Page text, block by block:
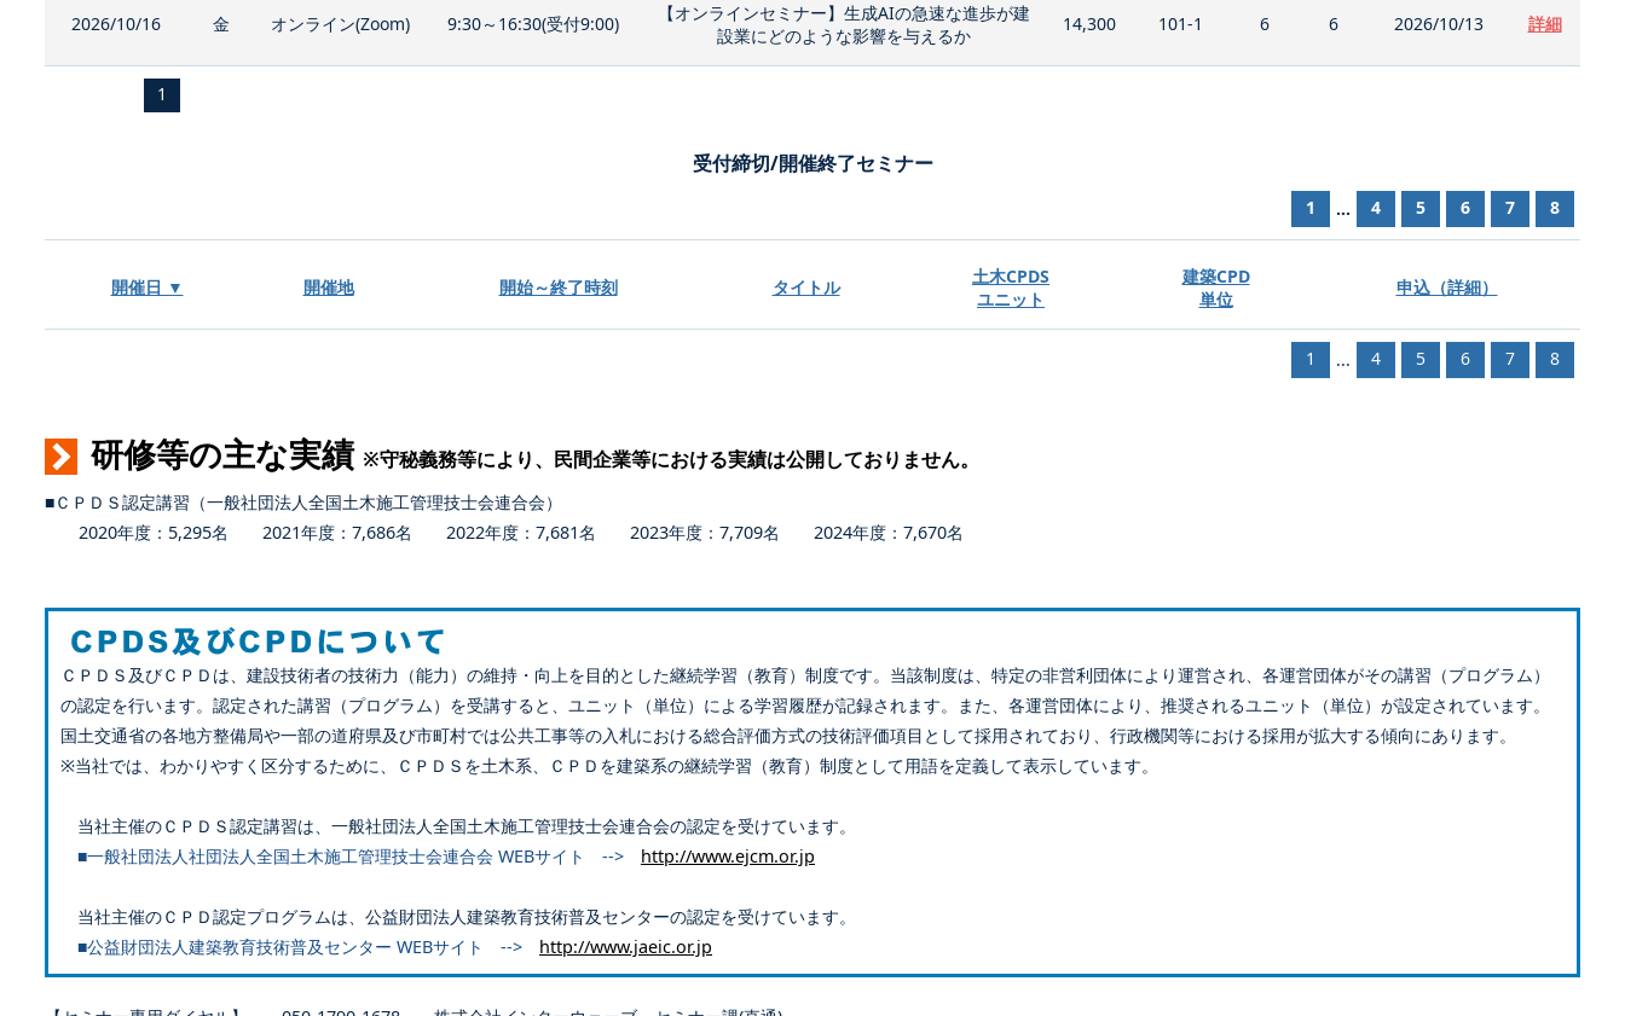
2026/10/16 金 オンライン(Zoom) 9:30～16:30(受付9:00)
【オンラインセミナー】生成AIの急速な進歩が建
設業にどのような影響を与えるか
14,300 101-1 6 6 2026/10/13 詳細
1
受付締切/開催終了セミナー
1 ... 4 5 6 7 8
開催日 ▼ 開催地 開始～終了時刻 タイトル
土木CPDS
ユニット
建築CPD
単位
申込（詳細）
1 ... 4 5 6 7 8
研修等の主な実績 ※守秘義務等により、民間企業等における実績は公開しておりません。
■ＣＰＤＳ認定講習（一般社団法人全国土木施工管理技士会連合会）
2020年度：5,295名 2021年度：7,686名 2022年度：7,681名 2023年度：7,709名 2024年度：7,670名
ＣＰＤＳ及びＣＰＤは、建設技術者の技術力（能力）の維持・向上を目的とした継続学習（教育）制度です。当該制度は、特定の非営利団体により運営され、各運営団体がその講習（プログラム）
の認定を行います。認定された講習（プログラム）を受講すると、ユニット（単位）による学習履歴が記録されます。また、各運営団体により、推奨されるユニット（単位）が設定されています。
国土交通省の各地方整備局や一部の道府県及び市町村では公共工事等の入札における総合評価方式の技術評価項目として採用されており、行政機関等における採用が拡大する傾向にあります。
※当社では、わかりやすく区分するために、ＣＰＤＳを土木系、ＣＰＤを建築系の継続学習（教育）制度として用語を定義して表示しています。
当社主催のＣＰＤＳ認定講習は、一般社団法人全国土木施工管理技士会連合会の認定を受けています。
■一般社団法人社団法人全国土木施工管理技士会連合会 WEBサイト --> http://www.ejcm.or.jp
当社主催のＣＰＤ認定プログラムは、公益財団法人建築教育技術普及センターの認定を受けています。
■公益財団法人建築教育技術普及センター WEBサイト --> http://www.jaeic.or.jp